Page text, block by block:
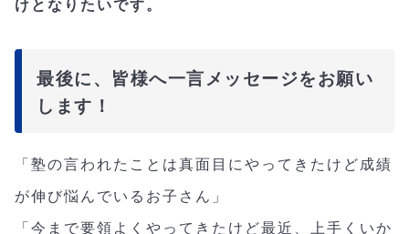
最後に、皆様へ一言メッセージをお願い
します！
「塾の言われたことは真面目にやってきたけど成績
が伸び悩んでいるお子さん」
「今まで要領よくやってきたけど最近、上手くいか